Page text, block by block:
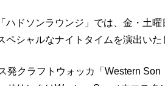
ハドソンラウンジ」では、金・土
シャルなナイトタイムを演出いた
発クラフトウォッカ「Western Son